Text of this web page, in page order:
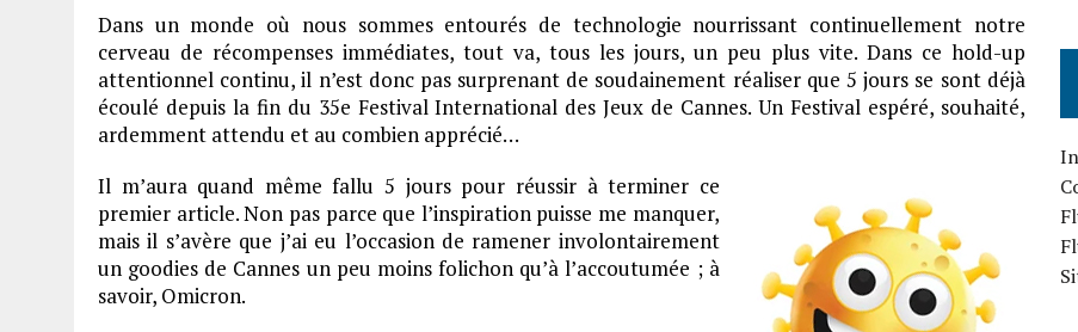
Dans un monde où nous sommes entourés de technologie nourrissant continuellement notre
cerveau de récompenses immédiates, tout va, tous les jours, un peu plus vite. Dans ce hold-up
attentionnel continu, il n’est donc pas surprenant de soudainement réaliser que 5 jours se sont déjà
écoulé depuis la fin du 35e Festival International des Jeux de Cannes. Un Festival espéré, souhaité,
ardemment attendu et au combien apprécié…
Il m’aura quand même fallu 5 jours pour réussir à terminer ce
premier article. Non pas parce que l’inspiration puisse me manquer,
mais il s’avère que j’ai eu l’occasion de ramener involontairement
un goodies de Cannes un peu moins folichon qu’à l’accoutumée ; à
savoir, Omicron.